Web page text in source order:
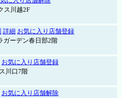
ス川越2F
詳細 お気に入り店舗登録
ーデン春日部2階
お気に入り店舗登録
川口7階
お気に入り店舗解除